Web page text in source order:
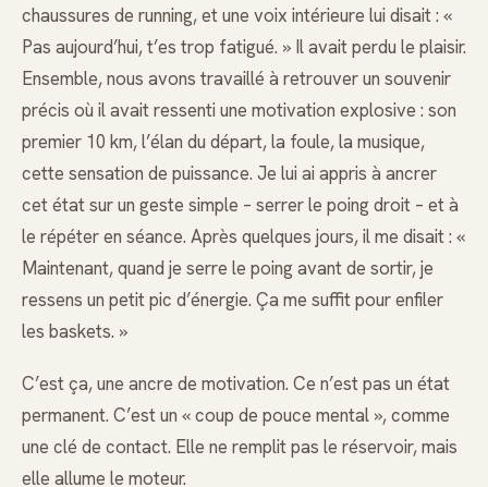
chaussures de running, et une voix intérieure lui disait : «
Pas aujourd’hui, t’es trop fatigué. » Il avait perdu le plaisir.
Ensemble, nous avons travaillé à retrouver un souvenir
précis où il avait ressenti une motivation explosive : son
premier 10 km, l’élan du départ, la foule, la musique,
cette sensation de puissance. Je lui ai appris à ancrer
cet état sur un geste simple – serrer le poing droit – et à
le répéter en séance. Après quelques jours, il me disait : «
Maintenant, quand je serre le poing avant de sortir, je
ressens un petit pic d’énergie. Ça me suffit pour enfiler
les baskets. »
C’est ça, une ancre de motivation. Ce n’est pas un état
permanent. C’est un « coup de pouce mental », comme
une clé de contact. Elle ne remplit pas le réservoir, mais
elle allume le moteur.